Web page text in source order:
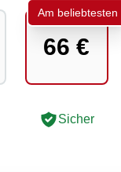
66 €
Am beliebtesten
Sicher